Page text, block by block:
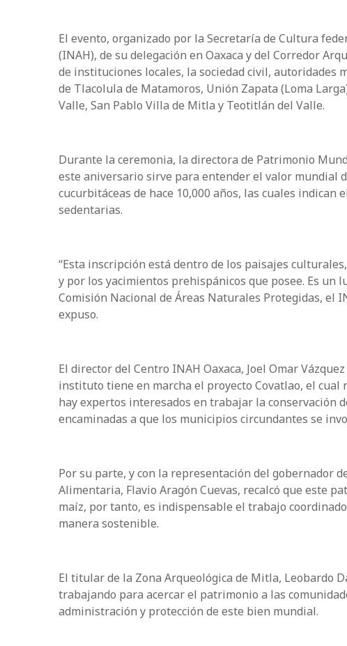
El evento, organizado por la Secretaría de Cultura
(INAH), de su delegación en Oaxaca y del Corredor
de instituciones locales, la sociedad civil, autoridades
de Tlacolula de Matamoros, Unión Zapata (Loma
Valle, San Pablo Villa de Mitla y Teotitlán del Valle.
Durante la ceremonia, la directora de Patrimonio
este aniversario sirve para entender el valor mundial
cucurbitáceas de hace 10,000 años, las cuales indican
sedentarias.
“Esta inscripción está dentro de los paisajes
y por los yacimientos prehispánicos que posee. Es un
Comisión Nacional de Áreas Naturales Protegidas, el
expuso.
El director del Centro INAH Oaxaca, Joel Omar
instituto tiene en marcha el proyecto Covatlao, el cual
hay expertos interesados en trabajar la conservación
encaminadas a que los municipios circundantes se
Por su parte, y con la representación del gobernador
Alimentaria, Flavio Aragón Cuevas, recalcó que este
maíz, por tanto, es indispensable el trabajo
manera sostenible.
El titular de la Zona Arqueológica de Mitla, Leobardo
trabajando para acercar el patrimonio a las
administración y protección de este bien mundial.